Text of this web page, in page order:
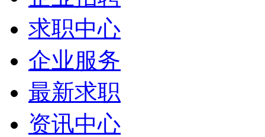
求职中心
企业服务
最新求职
资讯中心